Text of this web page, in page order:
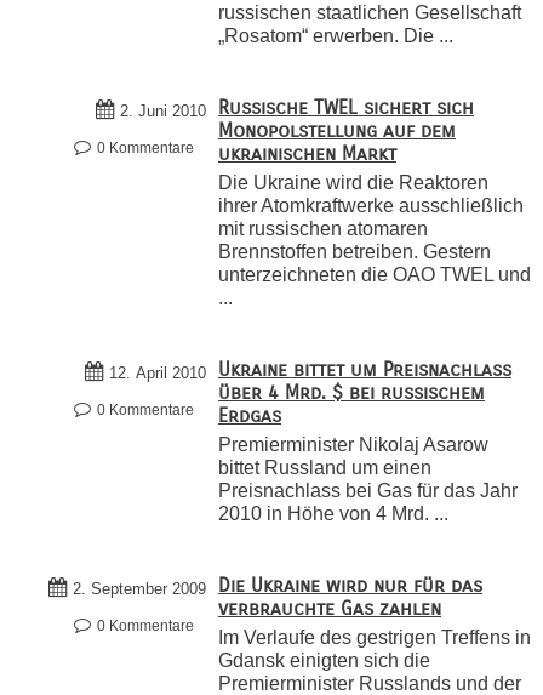
russischen staatlichen Gesellschaft
„Rosatom“ erwerben. Die ...
2. Juni 2010
0 Kommentare
Russische TWEL sichert sich
Monopolstellung auf dem
ukrainischen Markt
Die Ukraine wird die Reaktoren
ihrer Atomkraftwerke ausschließlich
mit russischen atomaren
Brennstoffen betreiben. Gestern
unterzeichneten die OAO TWEL und
...
12. April 2010
0 Kommentare
Ukraine bittet um Preisnachlass
über 4 Mrd. $ bei russischem
Erdgas
Premierminister Nikolaj Asarow
bittet Russland um einen
Preisnachlass bei Gas für das Jahr
2010 in Höhe von 4 Mrd. ...
2. September 2009
0 Kommentare
Die Ukraine wird nur für das
verbrauchte Gas zahlen
Im Verlaufe des gestrigen Treffens in
Gdansk einigten sich die
Premierminister Russlands und der